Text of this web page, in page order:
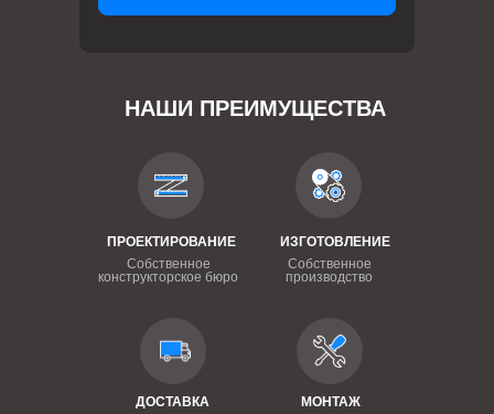
НАШИ ПРЕИМУЩЕСТВА
ПРОЕКТИРОВАНИЕ
Собственное
конструкторское бюро
ИЗГОТОВЛЕНИЕ
Собственное
производство
ДОСТАВКА
МОНТАЖ